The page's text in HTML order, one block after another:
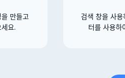
만들고
요.
검색 창을 사
터를 사용하